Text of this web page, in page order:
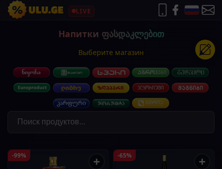
LIVE
Напитки ფასდაკლებით
Выберите магазин
-99% + -65% +